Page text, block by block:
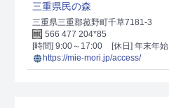
三重県民の森
三重県三重郡菰野町千草7181-3
566 477 204*85
[時間] 9:00～17:00
[休日] 年末年始
https://mie-mori.jp/access/